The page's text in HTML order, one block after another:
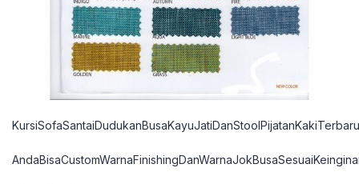
KursiSofaSantaiDudukanBusaKayuJatiDanStoolPijatanKakiTerbaru